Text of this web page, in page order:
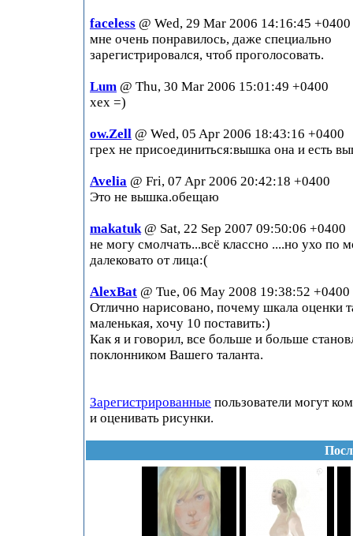
faceless @ Wed, 29 Mar 2006 14:16:45 +0400
мне очень понравилось, даже специально
зарегистрировался, чтоб проголосовать.
Lum @ Thu, 30 Mar 2006 15:01:49 +0400
хех =)
ow.Zell @ Wed, 05 Apr 2006 18:43:16 +0400
грех не присоединиться:вышка она и есть
Avelia @ Fri, 07 Apr 2006 20:42:18 +0400
Это не вышка.обещаю
makatuk @ Sat, 22 Sep 2007 09:50:06 +0400
не могу смолчать...всё классно ....но ухо по
далековато от лица:(
AlexBat @ Tue, 06 May 2008 19:38:52 +0400
Отлично нарисовано, почему шкала оценки
маленькая, хочу 10 поставить:)
Как я и говорил, все больше и больше
поклонником Вашего таланта.
Зарегистрированные пользователи могут
и оценивать рисунки.